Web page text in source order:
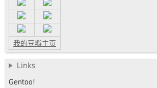
我的豆瓣主页
Links
Gentoo!